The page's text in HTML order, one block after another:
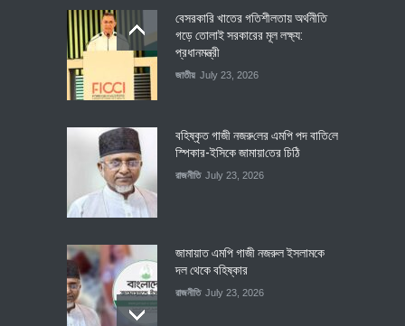
বেসরকারি খাতের গতিশীলতায় অর্থনীতি
গড়ে তোলাই সরকারের মূল লক্ষ্য:
প্রধানমন্ত্রী
জাতীয় July 23, 2026
বহিষ্কৃত গাজী নজরু‌লের এম‌পি পদ বা‌তি‌লে
স্পিকার-ইসিকে জামায়া‌তের চি‌ঠি
রাজনীতি July 23, 2026
জামায়াত এমপি গাজী নজরুল ইসলামকে
দল থেকে বহিষ্কার
রাজনীতি July 23, 2026